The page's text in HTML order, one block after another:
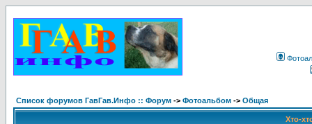
Список форумов ГавГав.Инфо :: Форум -> Фотоальбом -> Общая
Хто-